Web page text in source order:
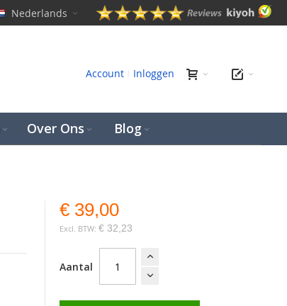
Nederlands
Account Inloggen
Over Ons Blog
€ 39,00
€ 32,23
Aantal